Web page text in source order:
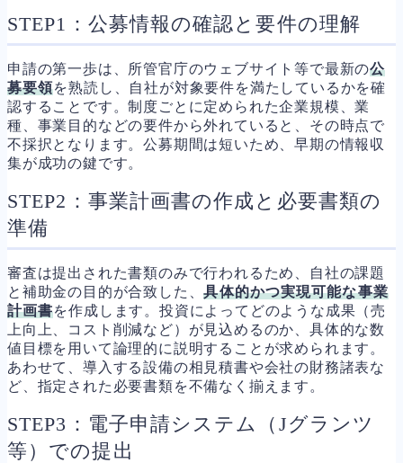
STEP1：公募情報の確認と要件の理解
申請の第一歩は、所管官庁のウェブサイト等で最新の公
募要領を熟読し、自社が対象要件を満たしているかを確
認することです。制度ごとに定められた企業規模、業
種、事業目的などの要件から外れていると、その時点で
不採択となります。公募期間は短いため、早期の情報収
集が成功の鍵です。
STEP2：事業計画書の作成と必要書類の
準備
審査は提出された書類のみで行われるため、自社の課題
と補助金の目的が合致した、具体的かつ実現可能な事業
計画書を作成します。投資によってどのような成果（売
上向上、コスト削減など）が見込めるのか、具体的な数
値目標を用いて論理的に説明することが求められます。
あわせて、導入する設備の相見積書や会社の財務諸表な
ど、指定された必要書類を不備なく揃えます。
STEP3：電子申請システム（Jグランツ
等）での提出